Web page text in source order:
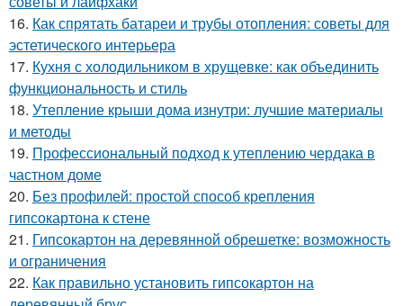
16. Как спрятать батареи и трубы отопления: советы для
эстетического интерьера
17. Кухня с холодильником в хрущевке: как объединить
функциональность и стиль
18. Утепление крыши дома изнутри: лучшие материалы
и методы
19. Профессиональный подход к утеплению чердака в
частном доме
20. Без профилей: простой способ крепления
гипсокартона к стене
21. Гипсокартон на деревянной обрешетке: возможность
и ограничения
22. Как правильно установить гипсокартон на